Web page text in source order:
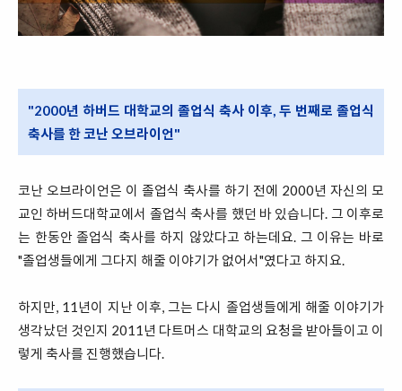
"2000년 하버드 대학교의 졸업식 축사 이후, 두 번째로 졸업식
축사를 한 코난 오브라이언"
코난 오브라이언은 이 졸업식 축사를 하기 전에 2000년 자신의 모
교인 하버드대학교에서 졸업식 축사를 했던 바 있습니다. 그 이후로
는 한동안 졸업식 축사를 하지 않았다고 하는데요. 그 이유는 바로
"졸업생들에게 그다지 해줄 이야기가 없어서"였다고 하지요.
하지만, 11년이 지난 이후, 그는 다시 졸업생들에게 해줄 이야기가
생각났던 것인지 2011년 다트머스 대학교의 요청을 받아들이고 이
렇게 축사를 진행했습니다.